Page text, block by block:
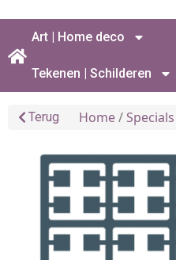
Art | Home deco
Tekenen | Schilderen
Terug Home/Specials